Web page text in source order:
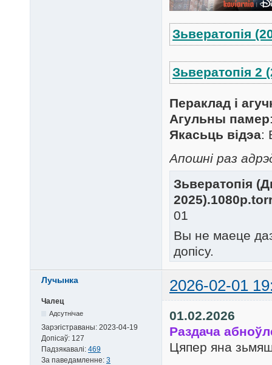
Зьвератопія
Зьвератопія 2
Пераклад і
Агульны памер
Якасьць відэа:
Апошні раз
Зьвератопія
01
Вы не маеце
допісу.
Лучынка 2026-02-01
Чалец
Адсутнічае
Зарэгістраваны: 2023-04-19
Допісаў: 127
Падзякавалі: 469
За паведамленне: 3
01.02.2026
Раздача
Цяпер яна